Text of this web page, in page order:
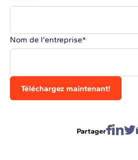
Nom de l'entreprise*
Partager